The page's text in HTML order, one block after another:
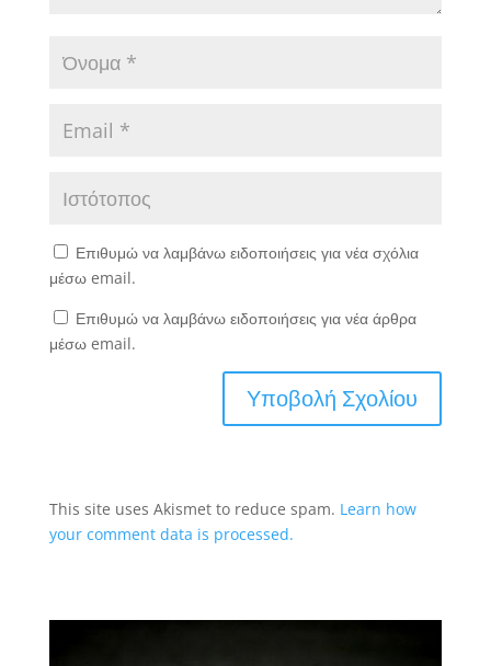
Επιθυμώ να λαμβάνω ειδοποιήσεις για νέα σχόλια
μέσω email.
Επιθυμώ να λαμβάνω ειδοποιήσεις για νέα άρθρα
μέσω email.
This site uses Akismet to reduce spam. Learn how
your comment data is processed.